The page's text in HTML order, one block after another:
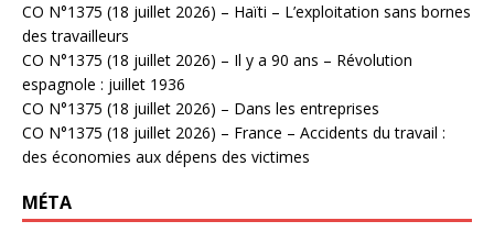
CO N°1375 (18 juillet 2026) – Haïti – L’exploitation sans bornes
des travailleurs
CO N°1375 (18 juillet 2026) – Il y a 90 ans – Révolution
espagnole : juillet 1936
CO N°1375 (18 juillet 2026) – Dans les entreprises
CO N°1375 (18 juillet 2026) – France – Accidents du travail :
des économies aux dépens des victimes
MÉTA